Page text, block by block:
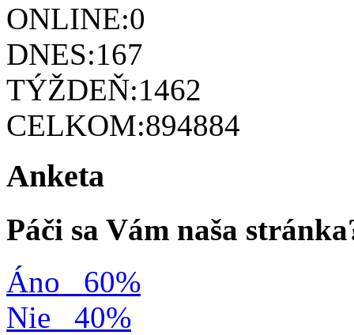
ONLINE:0
DNES:167
TÝŽDEŇ:1462
CELKOM:894884
Anketa
Páči sa Vám naša
Áno
60%
Nie
40%